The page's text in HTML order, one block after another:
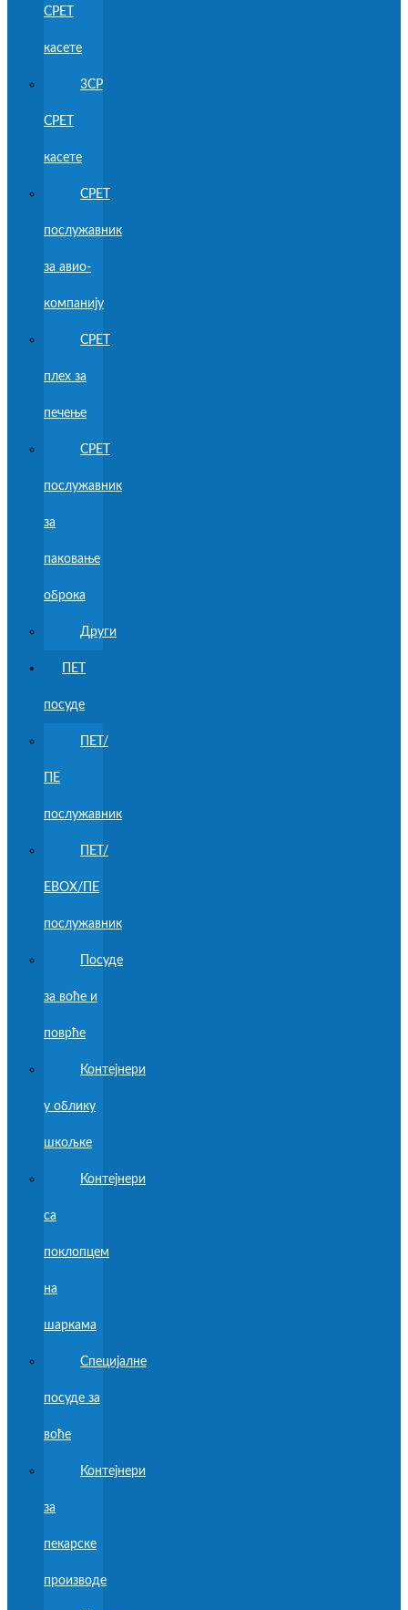
CPET
касете
3CP
CPET
касете
CPET
послужавник
за авио-
компанију
CPET
плех за
печење
CPET
послужавник
за
паковање
оброка
Други
ПЕТ
посуде
ПЕТ/
ПЕ
послужавник
ПЕТ/
ЕВОХ/ПЕ
послужавник
Посуде
за воће и
поврће
Контејнери
у облику
шкољке
Контејнери
са
поклопцем
на
шаркама
Специјалне
посуде за
воће
Контејнери
за
пекарске
производе